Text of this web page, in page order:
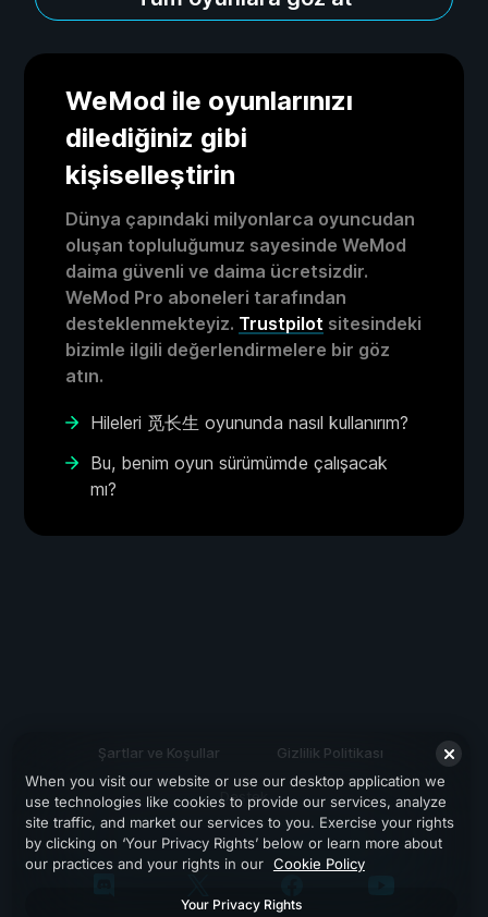
WeMod ile oyunlarınızı
dilediğiniz gibi
kişiselleştirin
Dünya çapındaki milyonlarca oyuncudan
oluşan topluluğumuz sayesinde WeMod
daima güvenli ve daima ücretsizdir.
WeMod Pro aboneleri tarafından
desteklenmekteyiz. Trustpilot sitesindeki
bizimle ilgili değerlendirmelere bir göz
atın.
Hileleri 觅长生 oyununda nasıl kullanırım?
Bu, benim oyun sürümümde çalışacak
mı?
Şartlar ve Koşullar Gizlilik Politikası
Destek
When you visit our website or use our desktop application we
use technologies like cookies to provide our services, analyze
site traffic, and market our services to you. Exercise your rights
by clicking on ‘Your Privacy Rights’ below or learn more about
our practices and your rights in our Cookie Policy
Your Privacy Rights